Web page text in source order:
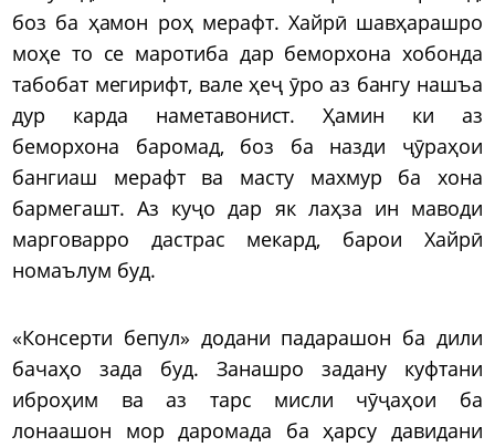
боз ба ҳамон роҳ мерафт. Хайрӣ шавҳарашро
моҳе то се маротиба дар беморхона хобонда
табобат мегирифт, вале ҳеҷ ӯро аз бангу нашъа
дур карда наметавонист. Ҳамин ки аз
беморхона баромад, боз ба назди ҷӯраҳои
бангиаш мерафт ва масту махмур ба хона
бармегашт. Аз куҷо дар як лаҳза ин маводи
марговарро дастрас мекард, барои Хайрӣ
номаълум буд.
«Консерти бепул» додани падарашон ба дили
бачаҳо зада буд. Занашро задану куфтани
иброҳим ва аз тарс мисли чӯҷаҳои ба
лонаашон мор даромада ба ҳарсу давидани